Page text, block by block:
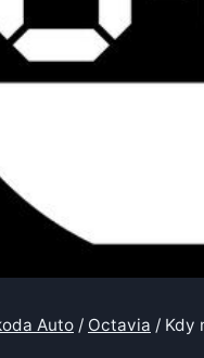
Auto / Octavia / Kdy